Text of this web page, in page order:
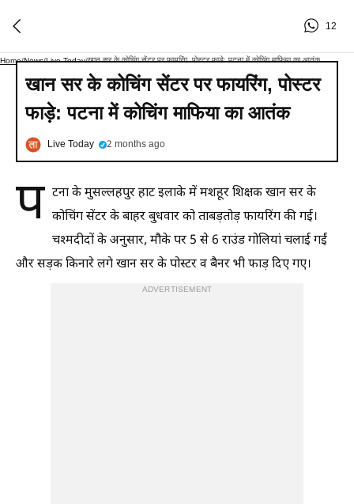
12
Home/News/Live Today/खान सर के कोचिंग सेंटर पर फायरिंग, पोस्टर फाड़े: पटना में कोचिंग माफिया का आतंक
खान सर के कोचिंग सेंटर पर फायरिंग, पोस्टर
फाड़े: पटना में कोचिंग माफिया का आतंक
Live Today 2 months ago
प टना के मुसल्लहपुर हाट इलाके में मशहूर शिक्षक खान सर के
कोचिंग सेंटर के बाहर बुधवार को ताबड़तोड़ फायरिंग की गई।
चश्मदीदों के अनुसार, मौके पर 5 से 6 राउंड गोलियां चलाई गईं
और सड़क किनारे लगे खान सर के पोस्टर व बैनर भी फाड़ दिए गए।
ADVERTISEMENT